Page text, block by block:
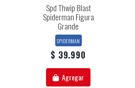
Spd Thwip Blast
Spiderman Figura
Grande
SPIDERMAN
$ 39.990
Agregar